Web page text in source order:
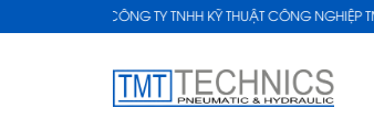
to
CÔNG TY TNHH KỸ THUẬT CÔNG NGHIỆP TMT